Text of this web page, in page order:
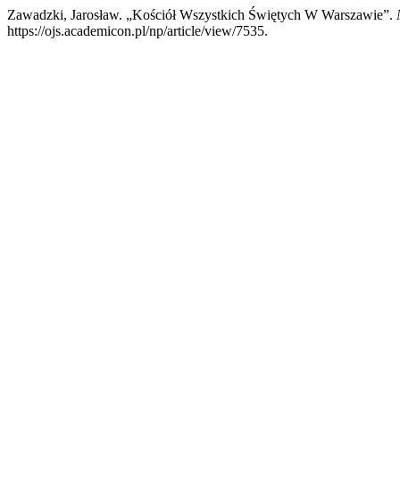
Zawadzki, Jarosław. „Kościół Wszystkich Świętych W Warszawie”.
https://ojs.academicon.pl/np/article/view/7535.